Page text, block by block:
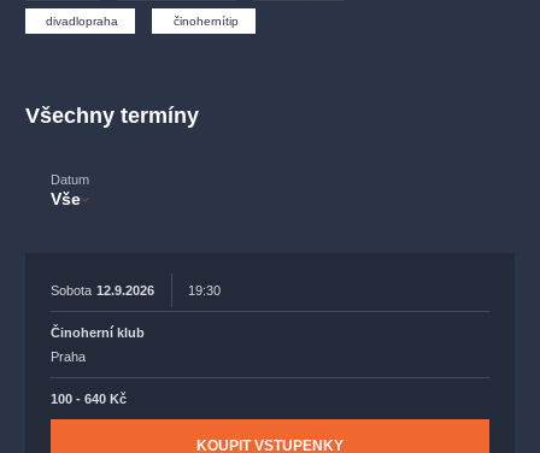
divadlopraha činohernítip
Všechny termíny
Datum
Vše
Sobota 12.9.2026 19:30
Činoherní klub
Praha
100 - 640 Kč
KOUPIT VSTUPENKY
muzikálypraha divadlopraha sleva